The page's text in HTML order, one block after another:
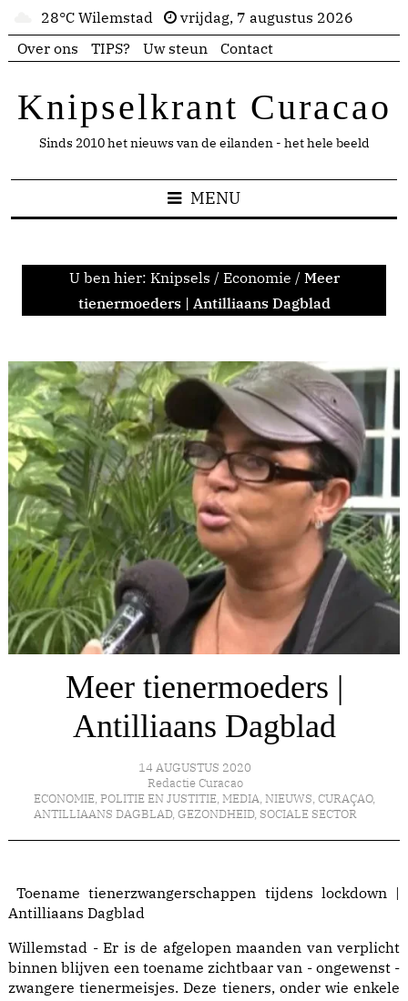
28°C Wilemstad
vrijdag, 7 augustus 2026
Over ons
TIPS? Uw steun Contact
Knipselkrant Curacao
Sinds 2010 het nieuws van de eilanden - het hele beeld
MENU
U ben hier: Knipsels / Economie / Meer
tienermoeders | Antilliaans Dagblad
Meer tienermoeders |
Antilliaans Dagblad
14 AUGUSTUS 2020
Redactie Curacao
ECONOMIE, POLITIE EN JUSTITIE, MEDIA, NIEUWS, CURAÇAO,
ANTILLIAANS DAGBLAD, GEZONDHEID, SOCIALE SECTOR
Toename tienerzwangerschappen tijdens lockdown |
Antilliaans Dagblad
Willemstad - Er is de afgelopen maanden van verplicht
binnen blijven een toename zichtbaar van - ongewenst -
zwangere tienermeisjes. Deze tieners, onder wie enkele